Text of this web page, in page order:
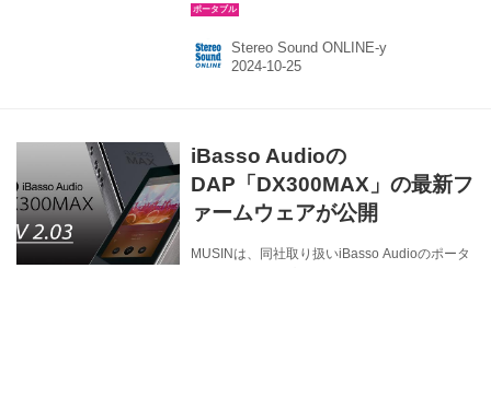
る。価格は￥44,550(税込)。 CR60は、コンパ
機能を備えた製品。CNC加工された金属のボデ
ィは、高級感のあるデザインを備え、同時に製
CDリッパー（リッピング）の機能もあわせ持っ
ており、所有するCDをデジタルコンテンツとし
てストレージに保存（保管）する...
Stereo Sound ONLINE-y
iBasso Audioの
DAP「DX300MAX」の最新フ
ァームウェアが公開
MUSINは、同社取り扱いiBasso Audioのポータ